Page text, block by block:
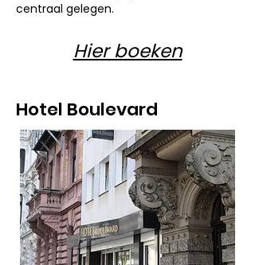
centraal gelegen.
Hier boeken
Hotel Boulevard